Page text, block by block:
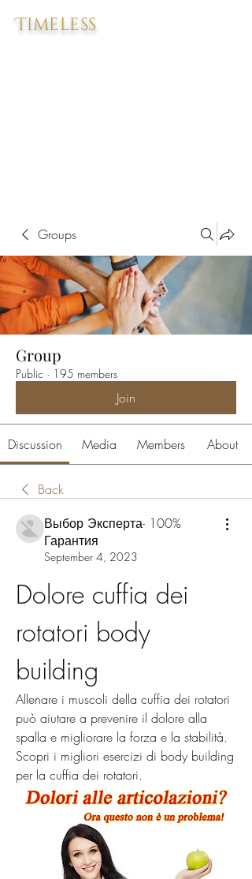
Timeless
Groups
Group
Public · 195 members
Join
Discussion Media Members About
Back
Выбор Эксперта- 100%
Гарантия
September 4, 2023
Dolore cuffia dei
rotatori body
building
Allenare i muscoli della cuffia dei rotatori
può aiutare a prevenire il dolore alla
spalla e migliorare la forza e la stabilità.
Scopri i migliori esercizi di body building
per la cuffia dei rotatori.